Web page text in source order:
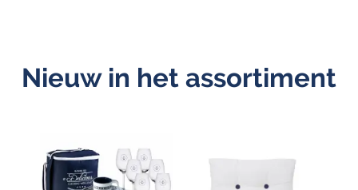
Nieuw in het assortiment